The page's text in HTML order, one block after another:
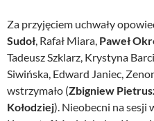
Za przyjęciem uchwały
Sudoł , Rafał Miara, Paweł
Tadeusz Szklarz, Krystyna
Siwińska, Edward Janiec,
wstrzymało (Zbigniew
Kołodziej). Nieobecni na sesji